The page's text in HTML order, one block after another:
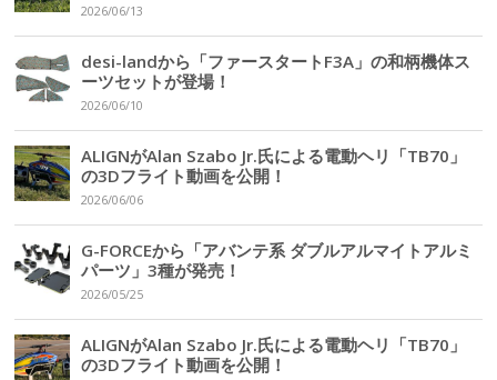
2026/06/13
desi-landから「ファースタートF3A」の和柄機体ス
ーツセットが登場！
2026/06/10
ALIGNがAlan Szabo Jr.氏による電動ヘリ「TB70」
の3Dフライト動画を公開！
2026/06/06
G-FORCEから「アバンテ系 ダブルアルマイトアルミ
パーツ」3種が発売！
2026/05/25
ALIGNがAlan Szabo Jr.氏による電動ヘリ「TB70」
の3Dフライト動画を公開！